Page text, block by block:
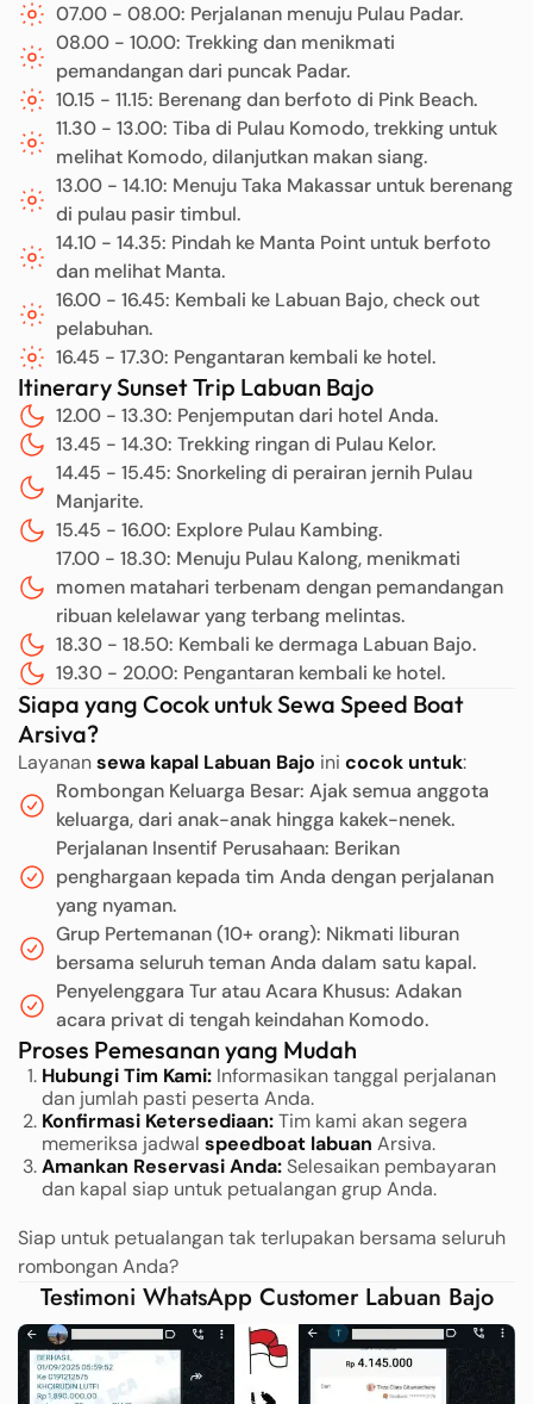
07.00 - 08.00: Perjalanan menuju Pulau Padar.
08.00 - 10.00: Trekking dan menikmati
pemandangan dari puncak Padar.
10.15 - 11.15: Berenang dan berfoto di Pink Beach.
11.30 - 13.00: Tiba di Pulau Komodo, trekking untuk
melihat Komodo, dilanjutkan makan siang.
13.00 - 14.10: Menuju Taka Makassar untuk berenang
di pulau pasir timbul.
14.10 - 14.35: Pindah ke Manta Point untuk berfoto
dan melihat Manta.
16.00 - 16.45: Kembali ke Labuan Bajo, check out
pelabuhan.
16.45 - 17.30: Pengantaran kembali ke hotel.
Itinerary Sunset Trip Labuan Bajo
12.00 - 13.30: Penjemputan dari hotel Anda.
13.45 - 14.30: Trekking ringan di Pulau Kelor.
14.45 - 15.45: Snorkeling di perairan jernih Pulau
Manjarite.
15.45 - 16.00: Explore Pulau Kambing.
17.00 - 18.30: Menuju Pulau Kalong, menikmati
momen matahari terbenam dengan pemandangan
ribuan kelelawar yang terbang melintas.
18.30 - 18.50: Kembali ke dermaga Labuan Bajo.
19.30 - 20.00: Pengantaran kembali ke hotel.
Siapa yang Cocok untuk Sewa Speed Boat
Arsiva?
Layanansewa kapal Labuan Bajo ini cocok untuk:
Rombongan Keluarga Besar: Ajak semua anggota
keluarga, dari anak-anak hingga kakek-nenek.
Perjalanan Insentif Perusahaan: Berikan
penghargaan kepada tim Anda dengan perjalanan
yang nyaman.
Grup Pertemanan (10+ orang): Nikmati liburan
bersama seluruh teman Anda dalam satu kapal.
Penyelenggara Tur atau Acara Khusus: Adakan
acara privat di tengah keindahan Komodo.
Proses Pemesanan yang Mudah
Hubungi Tim Kami:Informasikan tanggal perjalanan
dan jumlah pasti peserta Anda.
Konfirmasi Ketersediaan:Tim kami akan segera
memeriksa jadwal speedboat labuan Arsiva.
Amankan Reservasi Anda:Selesaikan pembayaran
dan kapal siap untuk petualangan grup Anda.
Siap untuk petualangan tak terlupakan bersama seluruh
rombongan Anda?
Testimoni WhatsApp Customer Labuan Bajo